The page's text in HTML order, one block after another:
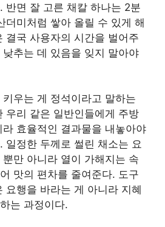
반면 잘 고른 채칼 하나는 2분
더미처럼 쌓아 올릴 수 있게 해
결국 사용자의 시간을 벌어주
추는 데 있음을 잊지 말아야
우는 게 정석이라고 말하는
우리 같은 일반인들에게 주방
효율적인 결과물을 내놓아야
일정한 두께로 썰린 채소는 요
만 아니라 열이 가해지는 속
맛의 편차를 줄여준다. 도구
요행을 바라는 게 아니라 지혜
는 과정이다.